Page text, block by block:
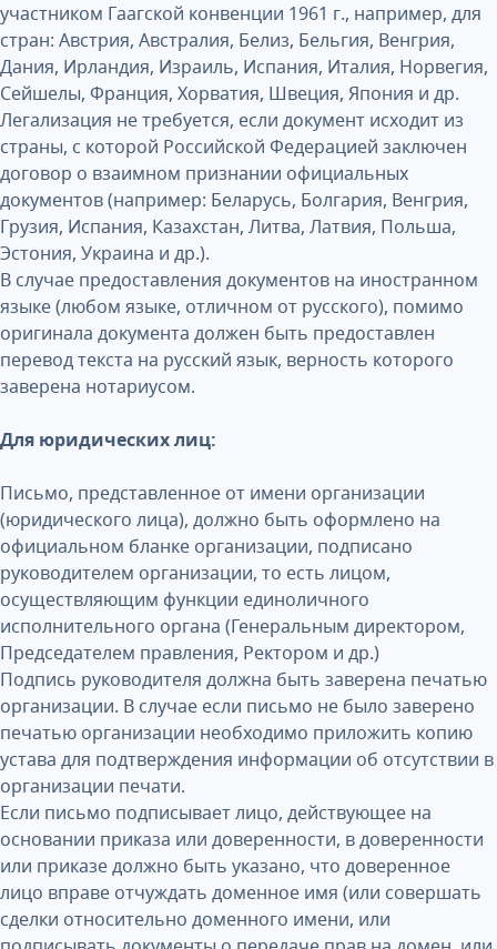
участником Гаагской конвенции 1961 г., например, для
стран: Австрия, Австралия, Белиз, Бельгия, Венгрия,
Дания, Ирландия, Израиль, Испания, Италия, Норвегия,
Сейшелы, Франция, Хорватия, Швеция, Япония и др.
Легализация не требуется, если документ исходит из
страны, с которой Российской Федерацией заключен
договор о взаимном признании официальных
документов (например: Беларусь, Болгария, Венгрия,
Грузия, Испания, Казахстан, Литва, Латвия, Польша,
Эстония, Украина и др.).
В случае предоставления документов на иностранном
языке (любом языке, отличном от русского), помимо
оригинала документа должен быть предоставлен
перевод текста на русский язык, верность которого
заверена нотариусом.
Для юридических лиц:
Письмо, представленное от имени организации
(юридического лица), должно быть оформлено на
официальном бланке организации, подписано
руководителем организации, то есть лицом,
осуществляющим функции единоличного
исполнительного органа (Генеральным директором,
Председателем правления, Ректором и др.)
Подпись руководителя должна быть заверена печатью
организации. В случае если письмо не было заверено
печатью организации необходимо приложить копию
устава для подтверждения информации об отсутствии в
организации печати.
Если письмо подписывает лицо, действующее на
основании приказа или доверенности, в доверенности
или приказе должно быть указано, что доверенное
лицо вправе отчуждать доменное имя (или совершать
сделки относительно доменного имени, или